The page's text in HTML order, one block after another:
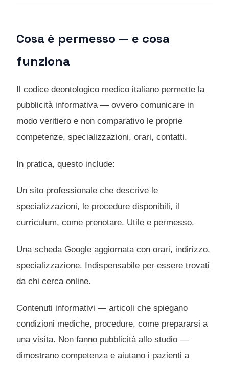
Cosa è permesso — e cosa
funziona
Il codice deontologico medico italiano permette la
pubblicità informativa — ovvero comunicare in
modo veritiero e non comparativo le proprie
competenze, specializzazioni, orari, contatti.
In pratica, questo include:
Un sito professionale che descrive le
specializzazioni, le procedure disponibili, il
curriculum, come prenotare. Utile e permesso.
Una scheda Google aggiornata con orari, indirizzo,
specializzazione. Indispensabile per essere trovati
da chi cerca online.
Contenuti informativi — articoli che spiegano
condizioni mediche, procedure, come prepararsi a
una visita. Non fanno pubblicità allo studio —
dimostrano competenza e aiutano i pazienti a